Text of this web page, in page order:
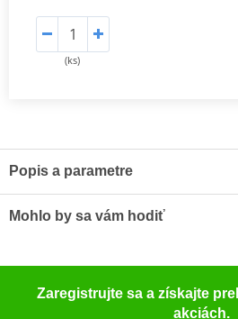
(ks)
Popis a parametre
kufru na motorku. Jedná se o
každého modelu. Výsledkem je
K upevnění vrchního kufru SHAD na
Mohlo by sa vám hodiť
Zaregistrujte sa a získajte
akciách.